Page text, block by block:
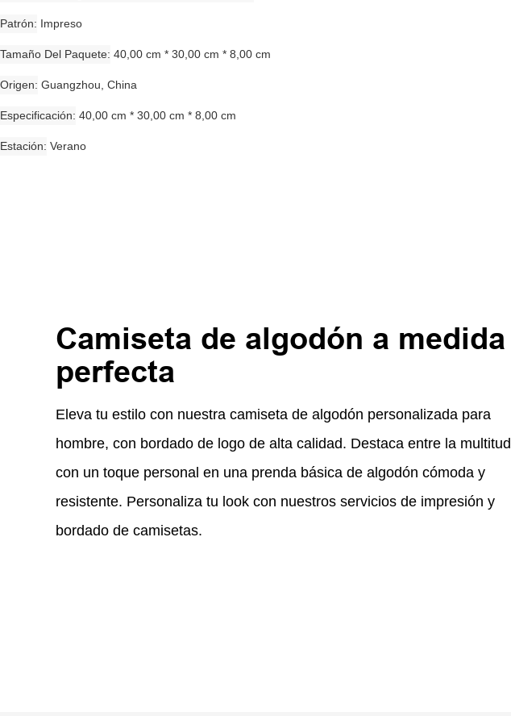
Patrón Impreso
Tamaño Del Paquete 40,00 cm * 30,00 cm * 8,00 cm
Origen Guangzhou, China
Especificación 40,00 cm * 30,00 cm * 8,00 cm
Estación Verano
Camiseta de algodón a medida
perfecta
Eleva tu estilo con nuestra camiseta de algodón personalizada para
hombre, con bordado de logo de alta calidad. Destaca entre la multitud
con un toque personal en una prenda básica de algodón cómoda y
resistente. Personaliza tu look con nuestros servicios de impresión y
bordado de camisetas.